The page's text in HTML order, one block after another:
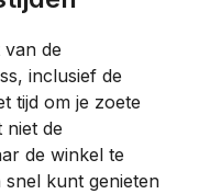
de
inclusief de
tijd om je zoete
niet de
de winkel te
snel kunt genieten